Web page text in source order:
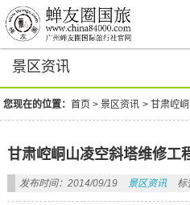
景区资讯
您现在的位置：首页 >景区资讯 >甘肃崆
甘肃崆峒山凌空斜塔维修工
发布时间：2014/09/19 景区资讯 标